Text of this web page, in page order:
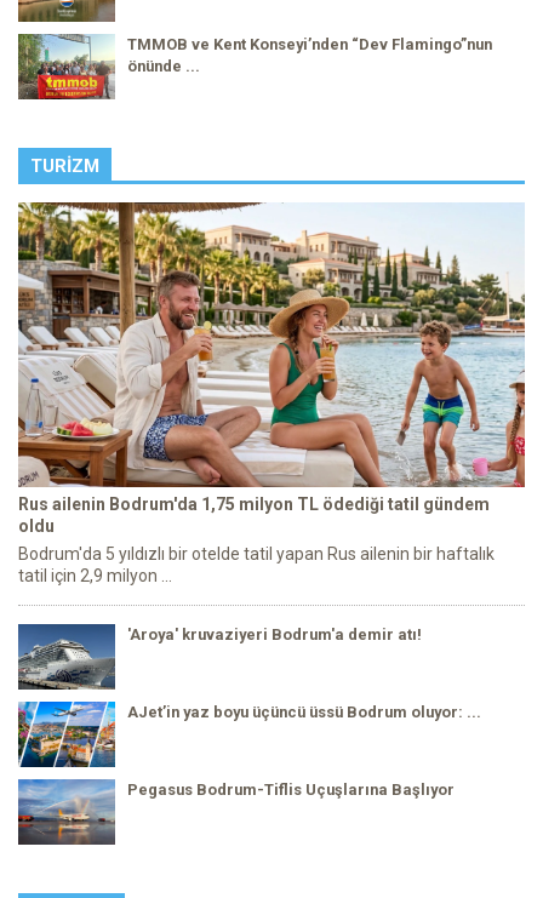
TMMOB ve Kent Konseyi’nden “Dev Flamingo”nun
önünde ...
TURIZM
Rus ailenin Bodrum'da 1,75 milyon TL ödediği tatil gündem
oldu
Bodrum'da 5 yıldızlı bir otelde tatil yapan Rus ailenin bir haftalık
tatil için 2,9 milyon ...
'Aroya' kruvaziyeri Bodrum'a demir atı!
AJet’in yaz boyu üçüncü üssü Bodrum oluyor: ...
Pegasus Bodrum-Tiflis Uçuşlarına Başlıyor